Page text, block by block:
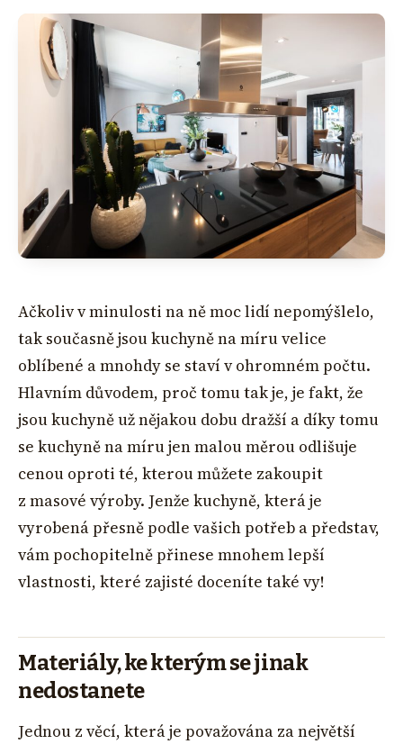
Ačkoliv v minulosti na ně moc lidí nepomýšlelo,
tak současně jsou kuchyně na míru velice
oblíbené a mnohdy se staví v ohromném počtu.
Hlavním důvodem, proč tomu tak je, je fakt, že
jsou kuchyně už nějakou dobu dražší a díky tomu
se kuchyně na míru jen malou měrou odlišuje
cenou oproti té, kterou můžete zakoupit
z masové výroby. Jenže kuchyně, která je
vyrobená přesně podle vašich potřeb a představ,
vám pochopitelně přinese mnohem lepší
vlastnosti, které zajisté doceníte také vy!
Materiály, ke kterým se jinak
nedostanete
Jednou z věcí, která je považována za největší